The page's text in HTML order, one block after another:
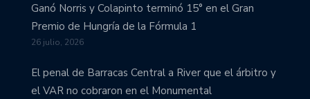
Ganó Norris y Colapinto terminó 15° en el Gran
Premio de Hungría de la Fórmula 1
26 julio, 2026
El penal de Barracas Central a River que el árbitro y
el VAR no cobraron en el Monumental